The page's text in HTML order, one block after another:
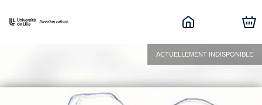
ACTUELLEMENT INDISPONIBLE